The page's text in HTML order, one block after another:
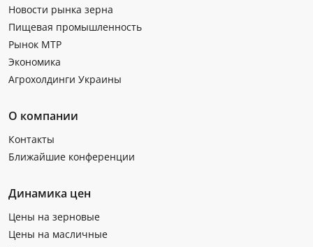
Новости рынка зерна
Пищевая промышленность
Рынок МТР
Экономика
Агрохолдинги Украины
О компании
Контакты
Ближайшие конференции
Динамика цен
Цены на зерновые
Цены на масличные